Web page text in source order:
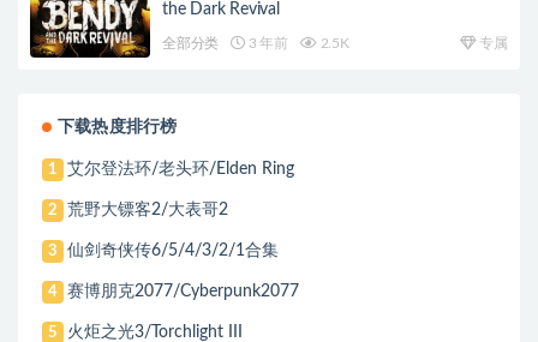
the Dark Revival
全部分类 3 年前 2.5K 专属
下载热度排行榜
1 艾尔登法环/老头环/Elden Ring
2 荒野大镖客2/大表哥2
3 仙剑奇侠传6/5/4/3/2/1合集
4 赛博朋克2077/Cyberpunk2077
5 火炬之光3/Torchlight III